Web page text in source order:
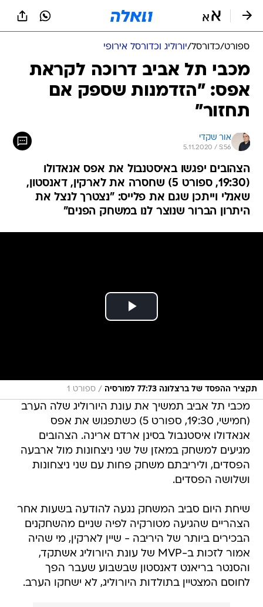
ספורט/כדורסל/יורוליג וכדורסל אירופי
מכבי תל אביב דרוכה לקראת
אפס: "הזדמנות שספק אם
תחזור"
אור שקדי
5.11.2020 / 5:56
הצהובים יפגשו באיסטנבול את אפס אנאדולו
(19:30, ספורט 5) שחסרה את לארקין, דאנסטון,
שאנלי וייתכן שגם את פלייס: "נצטרך לנצל את
היתרון הברור שנוצר לנו במשחק הפנים"
תקציר ההפסד של ברצלונה 77:73 למורסיה / ספורט 1
מכבי תל אביב תמשיך את עונת היורוליג שלה הערב
(חמישי, 19:30, ספורט 5) כשתפגוש את אפס
אנאדולו איסטנבול בסינן ארדם ארינה. הצהובים
מגיעים למשחק במאזן של שני ניצחונות מול ארבעה
הפסדים, וליריבתם משחק פחות עם שני ניצחונות
ושלושה הפסדים.
שיחת היום סביב המשחק נגעה להודעה בשעות אחר
הצהריים שהגיעה מטורקיה לפיה שניים מהשחקנים
הבכירים ביותר של היריבה - שיין לארקין, מי שהיה
אמור לזכות ב-MVP של עונת היורוליג אשתקד,
והסנטר בריאנט דאנסטון שבשבוע שעבר הפך
לחוסם המצטיין בתולדות היורוליג, לא ישחקו הערב.